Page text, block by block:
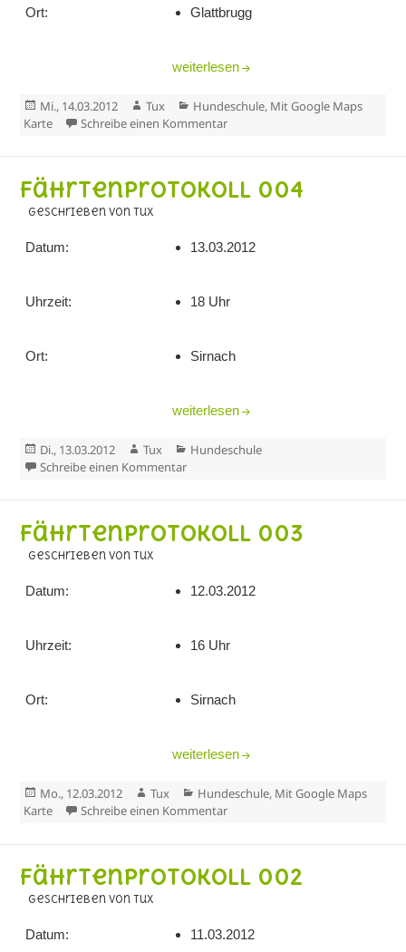
Ort: Glattbrugg
Fährtenprotokoll 005
weiterlesen
Veröffentlicht
am
Mi., 14.03.2012 Autor
Tux Kategorien
Hundeschule, Mit Google Maps
Karte
Schreibe einen Kommentarzu Fährtenprotokoll 005
Fährtenprotokoll 004
geschrieben von Tux
Datum: 13.03.2012
Uhrzeit: 18 Uhr
Ort: Sirnach
Fährtenprotokoll 004
weiterlesen
Veröffentlicht
am
Di., 13.03.2012 Autor
Tux Kategorien
Hundeschule
Schreibe einen Kommentarzu Fährtenprotokoll 004
Fährtenprotokoll 003
geschrieben von Tux
Datum: 12.03.2012
Uhrzeit: 16 Uhr
Ort: Sirnach
Fährtenprotokoll 003
weiterlesen
Veröffentlicht
am
Mo., 12.03.2012 Autor
Tux Kategorien
Hundeschule, Mit Google Maps
Karte
Schreibe einen Kommentarzu Fährtenprotokoll 003
Fährtenprotokoll 002
geschrieben von Tux
Datum: 11.03.2012